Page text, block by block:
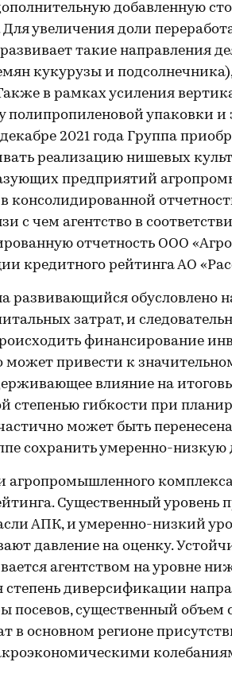
добавленную
Для увеличения доли
такие направления
кукурузы и
в рамках усиления
полипропиленовой упаковки и
2021 года Группа
реализацию нишевых
предприятий
консолидированной
с чем агентство в
отчетность ООО
кредитного рейтинга АО
развивающийся обусловлено
затрат, и
финансирование
может привести к
влияние на
степенью гибкости при
может быть
сохранить умеренно-низкую
агропромышленного
Существенный уровень
АПК, и умеренно-низкий
давление на оценку.
агентством на уровне
степень диверсификации
посевов, существенный объем
в основном регионе